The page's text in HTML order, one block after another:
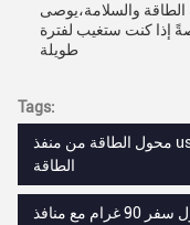
والسلامة،يوصى
إذا كنت ستغيب لفترة
طويلة
Tags:
محول الطاقة من منفذ usb,محول كهرباء USB,مرفق الجدار لمكيف
الطاقة
محول سفر 90 غرام مع منافذ USB,90 جرام محول طاقة